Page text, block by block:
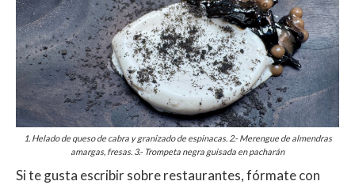
1. Helado de queso de cabra y granizado de espinacas. 2.- Merengue de almendras
amargas, fresas. 3.- Trompeta negra guisada en pacharán
Si te gusta escribir sobre restaurantes, fórmate con